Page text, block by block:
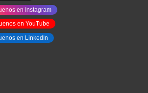
en Instagram
en YouTube
en LinkedIn